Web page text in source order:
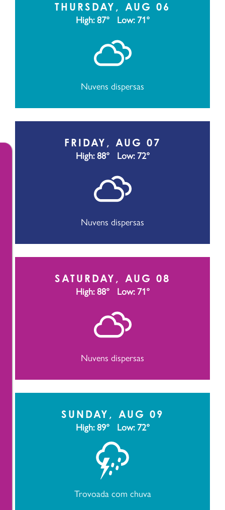
THURSDAY, AUG 06
High: 87° Low: 71°
Nuvens dispersas
FRIDAY, AUG 07
High: 88° Low: 72°
Nuvens dispersas
SATURDAY, AUG 08
High: 88° Low: 71°
Nuvens dispersas
SUNDAY, AUG 09
High: 89° Low: 72°
Trovoada com chuva